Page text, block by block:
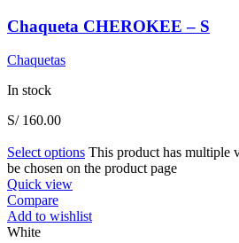
Chaqueta CHEROKEE – S
Chaquetas
In stock
S/160.00
Select options This product has multiple
be chosen on the product page
Quick view
Compare
Add to wishlist
White